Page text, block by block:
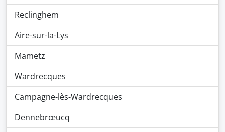
Reclinghem
Aire-sur-la-Lys
Mametz
Wardrecques
Campagne-lès-Wardrecques
Dennebrœucq